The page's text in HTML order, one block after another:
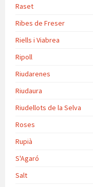
Raset
Ribes de Freser
Riells i Viabrea
Ripoll
Riudarenes
Riudaura
Riudellots de la Selva
Roses
Rupià
S'Agaró
Salt